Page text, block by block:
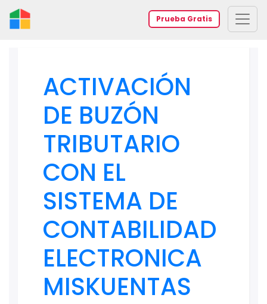
Prueba Gratis
ACTIVACIÓN
DE BUZÓN
TRIBUTARIO
CON EL
SISTEMA DE
CONTABILIDAD
ELECTRONICA
MISKUENTAS